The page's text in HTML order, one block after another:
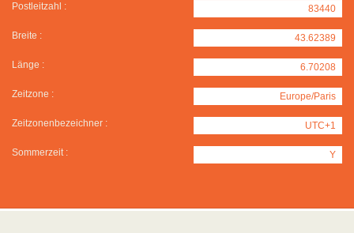
Postleitzahl : 83440
Breite : 43.62389
Länge : 6.70208
Zeitzone : Europe/Paris
Zeitzonenbezeichner : UTC+1
Sommerzeit : Y